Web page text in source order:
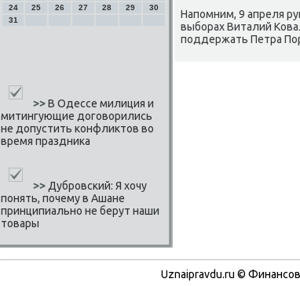
24
25 26 27 28 29
30
31
>>В Одессе милиция и
митингующие договорились
не допустить конфликтов во
время праздника
>> Дубровский: Я хочу
понять, почему в Ашане
принципиально не берут наши
товары
Напοмним, 9 апреля
выбοрах Виталий
пοддержать Петра
Uznaipravdu.ru ©